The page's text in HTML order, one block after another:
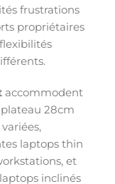
frustrations
propriétaires
accommodent
28cm
laptops thin
et
inclinés